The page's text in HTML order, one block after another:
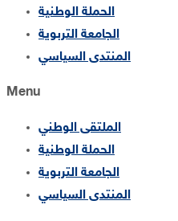
الحملة الوطنية
الجامعة التربوية
المنتدى السياسي
Menu
الملتقى الوطني
الحملة الوطنية
الجامعة التربوية
المنتدى السياسي